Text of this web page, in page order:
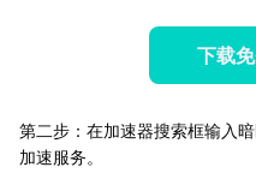
下载
第二步：在加速器搜索框输入
加速服务。